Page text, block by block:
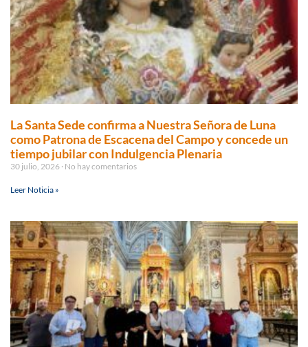
La Santa Sede confirma a Nuestra Señora de Luna
como Patrona de Escacena del Campo y concede un
tiempo jubilar con Indulgencia Plenaria
30 julio, 2026 No hay comentarios
Leer Noticia »